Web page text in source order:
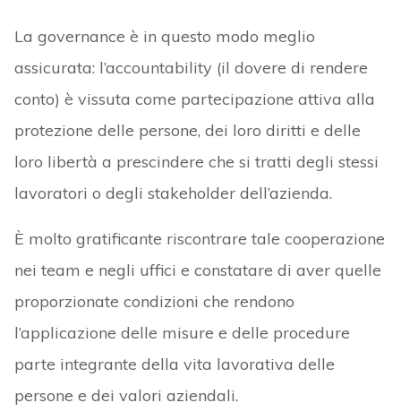
La governance è in questo modo meglio
assicurata: l’accountability (il dovere di rendere
conto) è vissuta come partecipazione attiva alla
protezione delle persone, dei loro diritti e delle
loro libertà a prescindere che si tratti degli stessi
lavoratori o degli stakeholder dell’azienda.
È molto gratificante riscontrare tale cooperazione
nei team e negli uffici e constatare di aver quelle
proporzionate condizioni che rendono
l’applicazione delle misure e delle procedure
parte integrante della vita lavorativa delle
persone e dei valori aziendali.